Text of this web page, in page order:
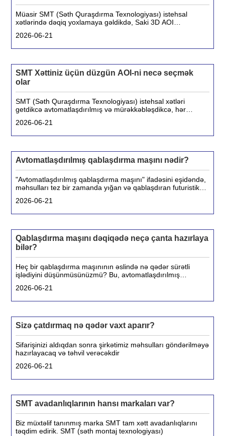
Müasir SMT (Səth Quraşdırma Texnologiyası) istehsal
xətlərində dəqiq yoxlamaya gəldikdə, Saki 3D AOI
axtarılan həllər arasındadır. Dəqiqliyi, sürəti və yenilikçi 3D
2026-06-21
SMT Xəttiniz üçün düzgün AOI-ni necə seçmək
olar
SMT (Səth Quraşdırma Texnologiyası) istehsal xətləri
getdikcə avtomatlaşdırılmış və mürəkkəbləşdikcə, hər
daha vacibdir. Güclü keyfiyyətə nəzarət həlli olan AOI
2026-06-21
Avtomatlaşdırılmış qablaşdırma maşını nədir?
"Avtomatlaşdırılmış qablaşdırma maşını" ifadəsini eşidəndə,
məhsulları tez bir zamanda yığan və qablaşdıran futuristik
da, avtomatlaşdırılmış qablaşdırma maşınları sənayelərin
qablaşdırma işlərini necə idarə etməsində inqilab etdi.
2026-06-21
Qablaşdırma maşını dəqiqədə neçə çanta hazırlaya
bilər?
Heç bir qablaşdırma maşınının əslində nə qədər sürətli
işlədiyini düşünmüsünüzmü? Bu, avtomatlaşdırılmış
suallardan biridir. Beləliklə, gəlin buna dalaq və bu
maşınların sürətinə nə təsir etdiyini görək.
2026-06-21
Sizə çatdırmaq nə qədər vaxt aparır?
Sifarişinizi aldıqdan sonra şirkətimiz məhsulları göndərilməyə
hazırlayacaq və təhvil verəcəkdir
2026-06-21
SMT avadanlıqlarının hansı markaları var?
Biz müxtəlif tanınmış marka SMT tam xətt avadanlıqlarını
təqdim edirik. SMT (səth montaj texnologiyası)